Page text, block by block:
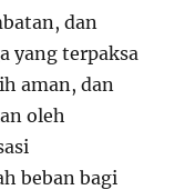
dan
yang terpaksa
aman, dan
oleh
beban bagi